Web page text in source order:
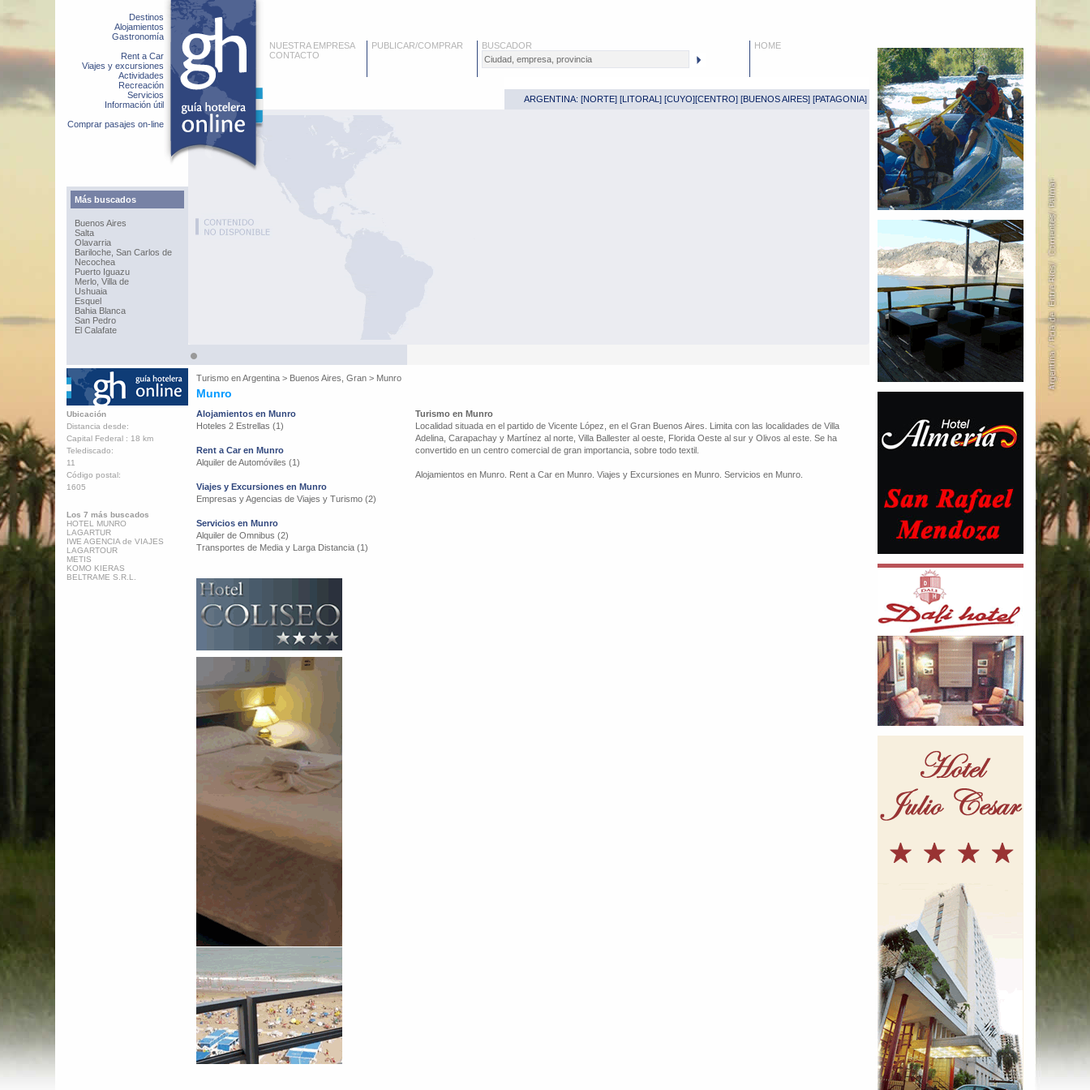
Destinos
Alojamientos
Gastronomía
Rent a Car
Viajes y excursiones
Actividades
Recreación
Servicios
Información útil
Comprar pasajes on-line
Más buscados
Buenos Aires
Salta
Olavarria
Bariloche, San Carlos de
Necochea
Puerto Iguazu
Merlo, Villa de
Ushuaia
Esquel
Bahia Blanca
San Pedro
El Calafate
NUESTRA EMPRESA
CONTACTO
PUBLICAR/COMPRAR BUSCADOR HOME
ARGENTINA: [NORTE] [LITORAL ] [CUYO][CENTRO] [BUENOS AIRES] [PATAGONIA]
Turismo enArgentina > Buenos Aires, Gran > Munro
Munro
Ubicación
Distancia desde:
Capital Federal : 18 km
Telediscado:
11
Código postal:
1605
Los 7 más buscados
HOTEL MUNRO
LAGARTUR
IWE AGENCIA de VIAJES
LAGARTOUR
METIS
KOMO KIERAS
BELTRAME S.R.L.
Alojamientos en Munro
Hoteles 2 Estrellas (1)
Rent a Car en Munro
Alquiler de Automóviles (1)
Viajes y Excursiones en Munro
Empresas y Agencias de Viajes y Turismo (2)
Servicios en Munro
Alquiler de Omnibus (2)
Transportes de Media y Larga Distancia (1)
Turismo en Munro
Localidad situada en el partido de Vicente López, en el Gran Buenos Aires. Limita con las localidades de Villa
Adelina, Carapachay y Martínez al norte, Villa Ballester al oeste, Florida Oeste al sur y Olivos al este. Se ha
convertido en un centro comercial de gran importancia, sobre todo textil.
Alojamientos en Munro. Rent a Car en Munro. Viajes y Excursiones en Munro. Servicios en Munro.